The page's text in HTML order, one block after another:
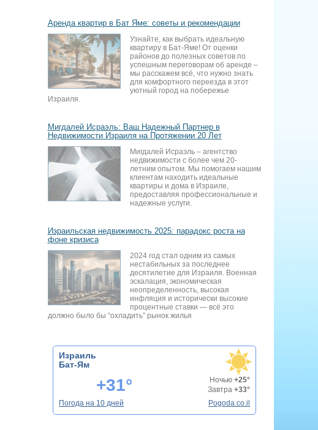
Аренда квартир в Бат Яме: советы и рекомендации
Узнайте, как выбрать идеальную
квартиру в Бат-Яме! От оценки
районов до полезных советов по
успешным переговорам об аренде –
мы расскажем всё, что нужно знать
для комфортного переезда в этот
уютный город на побережье
Израиля.
Мигдалей Исраэль: Ваш Надежный Партнер в
Недвижимости Израиля на Протяжении 20 Лет
Мигдалей Исраэль – агентство
недвижимости с более чем 20-
летним опытом. Мы помогаем нашим
клиентам находить идеальные
квартиры и дома в Израиле,
предоставляя профессиональные и
надежные услуги.
Израильская недвижимость 2025: парадокс роста на
фоне кризиса
2024 год стал одним из самых
нестабильных за последнее
десятилетие для Израиля. Военная
эскалация, экономическая
неопределенность, высокая
инфляция и исторически высокие
процентные ставки — всё это
должно было бы “охладить” рынок жилья
Израиль
Бат-Ям
+31° Ночью+25°
Завтра+33°
Погода на 10 дней
Pogoda.co.il